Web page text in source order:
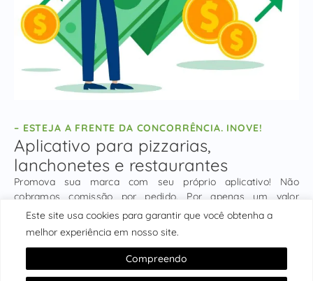
Este site usa cookies para garantir que você obtenha a
melhor experiência em nosso site.
Compreendo
– ESTEJA A FRENTE DA CONCORRÊNCIA. INOVE!
Aplicativo para pizzarias,
lanchonetes e restaurantes
Promova sua marca com seu próprio aplicativo! Não
cobramos comissão por pedido. Por apenas um valor
mensal, você terá sua própria ferramenta de delivery de
pedidos com excelentes opções de pagamento.
Criamos aplicativos móveis para delivery nas plataformas
Android e iOS.